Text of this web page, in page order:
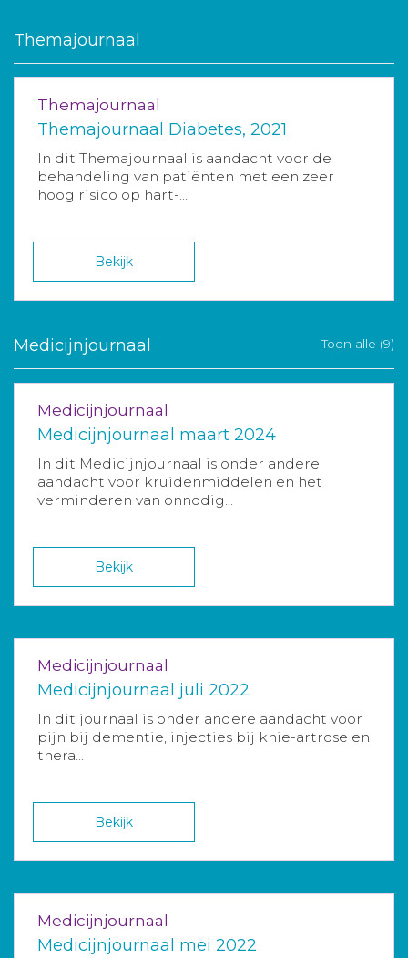
Themajournaal
Themajournaal
Themajournaal Diabetes, 2021
In dit Themajournaal is aandacht voor de
behandeling van patiënten met een zeer
hoog risico op hart-...
Bekijk
Medicijnjournaal Toon alle (9)
Medicijnjournaal
Medicijnjournaal maart 2024
In dit Medicijnjournaal is onder andere
aandacht voor kruidenmiddelen en het
verminderen van onnodig...
Bekijk
Medicijnjournaal
Medicijnjournaal juli 2022
In dit journaal is onder andere aandacht voor
pijn bij dementie, injecties bij knie-artrose en
thera...
Bekijk
Medicijnjournaal
Medicijnjournaal mei 2022